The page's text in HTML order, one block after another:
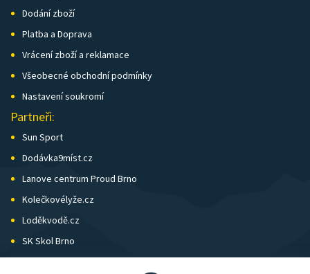
Dodání zboží
Platba a Doprava
Vrácení zboží a reklamace
Všeobecné obchodní podmínky
Nastavení soukromí
Partneři:
Sun Sport
Dodávka9míst.cz
Lanove centrum Proud Brno
Kolečkovélyže.cz
Loděkvodě.cz
SK Skol Brno
Biatlon Brno